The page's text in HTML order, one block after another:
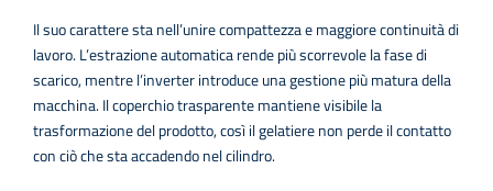
Il suo carattere sta nell’unire compattezza e maggiore continuità di
lavoro. L’estrazione automatica rende più scorrevole la fase di
scarico, mentre l’inverter introduce una gestione più matura della
macchina. Il coperchio trasparente mantiene visibile la
trasformazione del prodotto, così il gelatiere non perde il contatto
con ciò che sta accadendo nel cilindro.